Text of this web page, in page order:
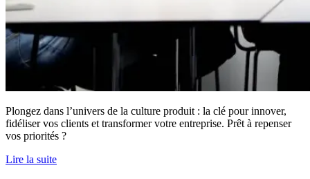
Plongez dans l’univers de la culture produit : la clé pour innover,
fidéliser vos clients et transformer votre entreprise. Prêt à repenser
vos priorités ?
Lire la suite